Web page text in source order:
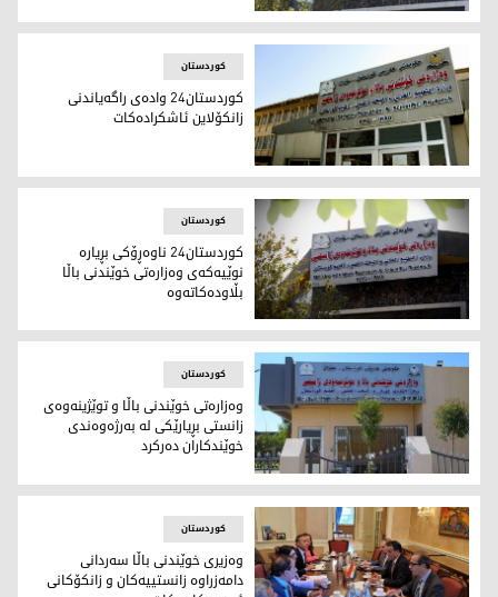
باڵه‌خانه‌ی وه‌زاره‌تی خوێندنی باڵا و توێژینه‌وه‌ی زانستی
وه‌زاره‌تی خوێندنی باڵا و توێژینه‌وه‌ی زانستی
کوردستان
كوردستان24 واده‌ی راگه‌یاندنی
زانكۆلاین ئاشكراده‌كات
باڵه‌خانه‌ی وه‌زاره‌تی خوێندنی باڵا و توێژینه‌وه‌ی زانستی له‌
کوردستان
كوردستان24 ناوه‌ڕۆكی بڕیاره‌
نوێیه‌كه‌ی وه‌زاره‌تی خوێندنی باڵا
بڵاوده‌كاته‌وه‌
وه‌زاره‌تی خوێندنی باڵا و توێژینه‌وه‌ی زانستی
کوردستان
وه‌زاره‌تی خوێندنی باڵا و توێژینه‌وه‌ی
زانستی بڕیارێكی له‌ به‌رژه‌وه‌ندی
خوێندكاران ده‌ركرد
کوردستان
وەزیرى خوێندنى باڵا سه‌ردانی
دامەزراوە زانستییەکان و زانکۆکانى